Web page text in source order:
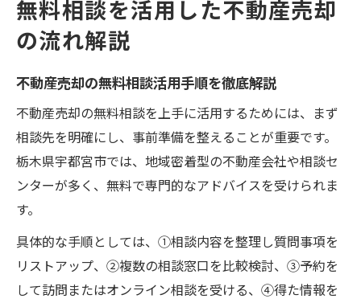
無料相談を活用した不動産売却
の流れ解説
不動産売却の無料相談活用手順を徹底解説
不動産売却の無料相談を上手に活用するためには、まず
相談先を明確にし、事前準備を整えることが重要です。
栃木県宇都宮市では、地域密着型の不動産会社や相談セ
ンターが多く、無料で専門的なアドバイスを受けられま
す。
具体的な手順としては、①相談内容を整理し質問事項を
リストアップ、②複数の相談窓口を比較検討、③予約を
して訪問またはオンライン相談を受ける、④得た情報を